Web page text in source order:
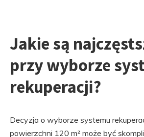
Jakie są
przy wyborze
rekuperacji?
Decyzja o wyborze systemu
powierzchni 120 m² może być